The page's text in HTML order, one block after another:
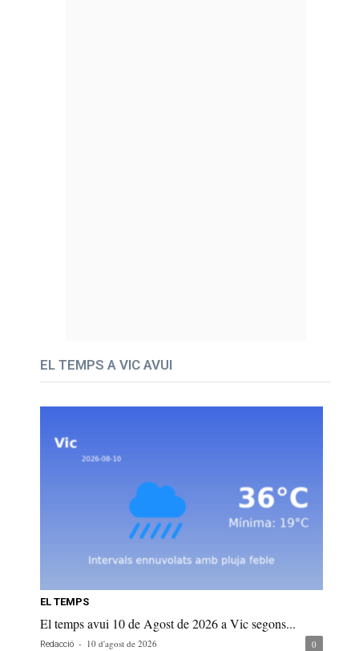
EL TEMPS A VIC AVUI
EL TEMPS
El temps avui 10 de Agost de 2026 a Vic segons...
Redacció - 10 d'agost de 2026 0